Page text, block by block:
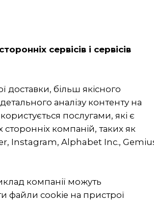
сайти
У зв'язку з
персональних
сайту перед тим,
які персональні
можуть
суб'єкта
(трафік) на